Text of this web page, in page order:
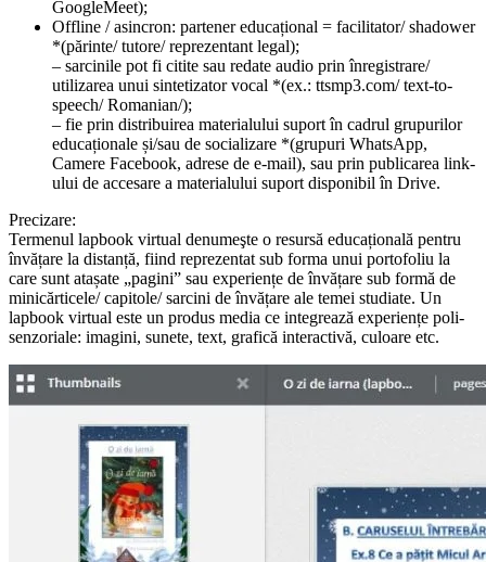
GoogleMeet);
Offline / asincron: partener educațional = facilitator/ shadower
*(părinte/ tutore/ reprezentant legal);
– sarcinile pot fi citite sau redate audio prin înregistrare/
utilizarea unui sintetizator vocal *(ex.: ttsmp3.com/ text-to-
speech/ Romanian/);
– fie prin distribuirea materialului suport în cadrul grupurilor
educaționale și/sau de socializare *(grupuri WhatsApp,
Camere Facebook, adrese de e-mail), sau prin publicarea link-
ului de accesare a materialului suport disponibil în Drive.
Precizare:
Termenul lapbook virtual denumeşte o resursă educațională pentru
învățare la distanță, fiind reprezentat sub forma unui portofoliu la
care sunt atașate „pagini” sau experiențe de învățare sub formă de
minicărticele/ capitole/ sarcini de învățare ale temei studiate. Un
lapbook virtual este un produs media ce integrează experiențe poli-
senzoriale: imagini, sunete, text, grafică interactivă, culoare etc.